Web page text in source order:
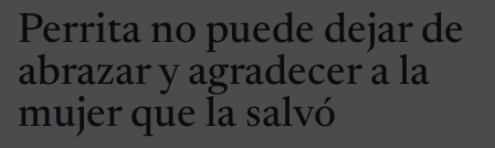
Perrita no puede dejar de
abrazar y agradecer a la
mujer que la salvó